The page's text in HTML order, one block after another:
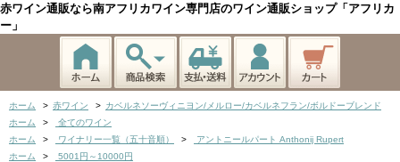
赤ワイン通販なら南アフリカワイン専門店のワイン通販ショップ「アフリカ
ー」
ホーム > 赤ワイン > カベルネソーヴィニヨン/メルロー/カベルネフラン/ボルドーブレンド
ホーム
>
全てのワイン
ホーム
> ワイナリー一覧（五十音順） >
アントニールパート Anthonij Rupert
ホーム
> 5001円～10000円